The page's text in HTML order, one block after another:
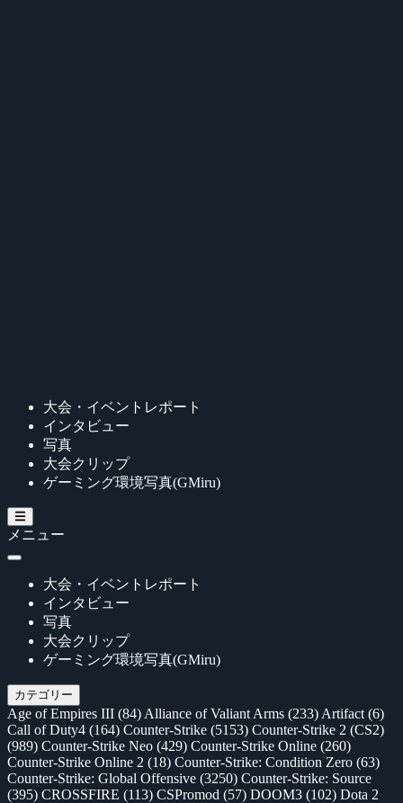
大会・イベントレポート
インタビュー
写真
大会クリップ
ゲーミング環境写真(GMiru)
メニュー
大会・イベントレポート
インタビュー
写真
大会クリップ
ゲーミング環境写真(GMiru)
カテゴリー
Age of Empires III (84) Alliance of Valiant Arms (233) Artifact (6)
Call of Duty4 (164) Counter-Strike (5153) Counter-Strike 2 (CS2)
(989) Counter-Strike Neo (429) Counter-Strike Online (260)
Counter-Strike Online 2 (18) Counter-Strike: Condition Zero (63)
Counter-Strike: Global Offensive (3250) Counter-Strike: Source
(395) CROSSFIRE (113) CSPromod (57) DOOM3 (102) Dota 2